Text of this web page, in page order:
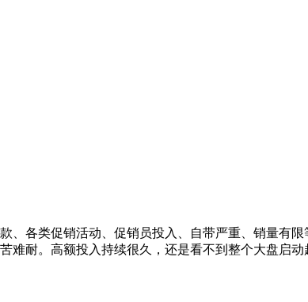
各类促销活动、促销员投入、自带严重、销量有限
耐。高额投入持续很久，还是看不到整个大盘启动